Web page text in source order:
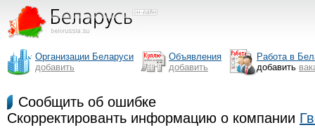
Организации Беларуси
добавить
Объявления
добавить
Работа в
добавить
Сообщить об ошибке
Скорректированть информацию о компании